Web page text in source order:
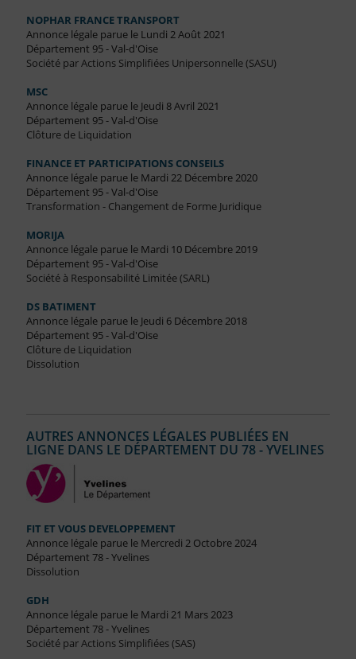
NOPHAR FRANCE TRANSPORT
Annonce légale parue le Lundi 2 Août 2021
Département 95 - Val-d'Oise
Société par Actions Simplifiées Unipersonnelle (SASU)
MSC
Annonce légale parue le Jeudi 8 Avril 2021
Département 95 - Val-d'Oise
Clôture de Liquidation
FINANCE ET PARTICIPATIONS CONSEILS
Annonce légale parue le Mardi 22 Décembre 2020
Département 95 - Val-d'Oise
Transformation - Changement de Forme Juridique
MORIJA
Annonce légale parue le Mardi 10 Décembre 2019
Département 95 - Val-d'Oise
Société à Responsabilité Limitée (SARL)
DS BATIMENT
Annonce légale parue le Jeudi 6 Décembre 2018
Département 95 - Val-d'Oise
Clôture de Liquidation
Dissolution
AUTRES ANNONCES LÉGALES PUBLIÉES EN
LIGNE DANS LE DÉPARTEMENT DU 78 - YVELINES
FIT ET VOUS DEVELOPPEMENT
Annonce légale parue le Mercredi 2 Octobre 2024
Département 78 - Yvelines
Dissolution
GDH
Annonce légale parue le Mardi 21 Mars 2023
Département 78 - Yvelines
Société par Actions Simplifiées (SAS)